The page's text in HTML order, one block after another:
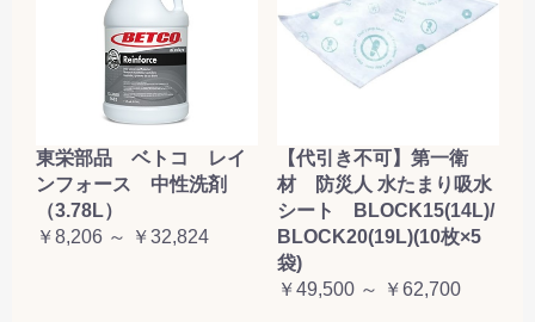
東栄部品 ベトコ レイ
ンフォース 中性洗剤
（3.78L）
￥8,206 ～ ￥32,824
【代引き不可】第一衛
材 防災人 水たまり吸水
シート BLOCK15(14L)/
BLOCK20(19L)(10枚×5
袋)
￥49,500 ～ ￥62,700